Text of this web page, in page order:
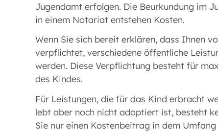
Jugendamt erfolgen. Die Beurkundung im
in einem Notariat entstehen Kosten.
Wenn Sie sich bereit erklären, dass Ihnen
verpflichtet, verschiedene öffentliche
werden. Diese Verpflichtung besteht für
des Kindes.
Für Leistungen, die für das Kind erbracht
lebt aber noch nicht adoptiert ist, besteht
Sie nur einen Kostenbeitrag in dem